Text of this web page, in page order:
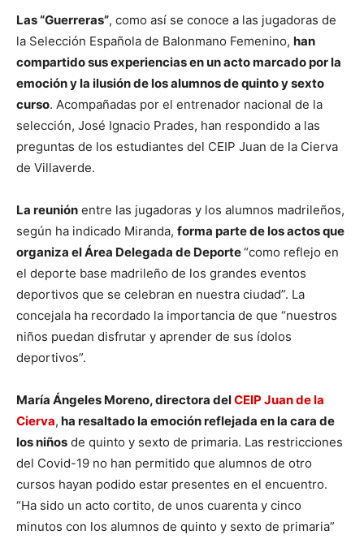
Las “Guerreras”, como así se conoce a las jugadoras de
la Selección Española de Balonmano Femenino, han
compartido sus experiencias en un acto marcado por la
emoción y la ilusión de los alumnos de quinto y sexto
curso. Acompañadas por el entrenador nacional de la
selección, José Ignacio Prades, han respondido a las
preguntas de los estudiantes del CEIP Juan de la Cierva
de Villaverde.
La reunión entre las jugadoras y los alumnos madrileños,
según ha indicado Miranda, forma parte de los actos que
organiza el Área Delegada de Deporte“como reflejo en
el deporte base madrileño de los grandes eventos
deportivos que se celebran en nuestra ciudad”. La
concejala ha recordado la importancia de que “nuestros
niños puedan disfrutar y aprender de sus ídolos
deportivos”.
María Ángeles Moreno, directora delCEIP Juan de la
Cierva, ha resaltado la emoción reflejada en la cara de
los niños de quinto y sexto de primaria. Las restricciones
del Covid-19 no han permitido que alumnos de otro
cursos hayan podido estar presentes en el encuentro.
“Ha sido un acto cortito, de unos cuarenta y cinco
minutos con los alumnos de quinto y sexto de primaria”